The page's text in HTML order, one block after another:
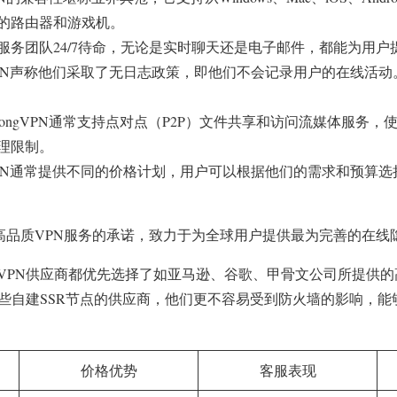
由器和游戏机。
务团队24/7待命，无论是实时聊天还是电子邮件，都能为用户
声称他们采取了无日志政策，即他们不会记录用户的在线活
通常支持点对点（P2P）文件共享和访问流媒体服务，
制。
通常提供不同的价格计划，用户可以根据他们的需求和预算
品质VPN服务的承诺，致力于为全球用户提供最为完善的在线
供应商都优先选择了如亚马逊、谷歌、甲骨文公司所提供
自建SSR节点的供应商，他们更不容易受到防火墙的影响，
价格优势 客服表现